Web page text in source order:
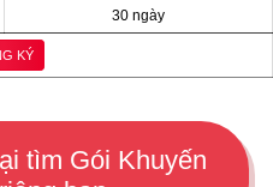
30 ngày
KÝ
tìm Gói Khuyến